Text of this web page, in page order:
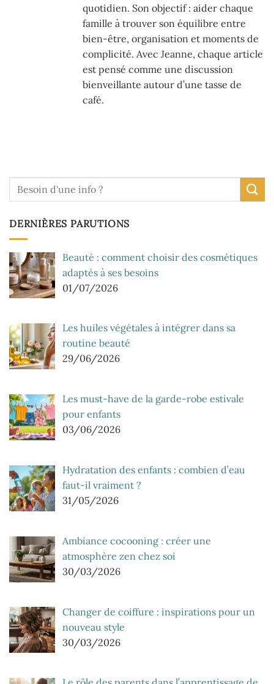
quotidien. Son objectif : aider chaque
famille à trouver son équilibre entre
bien-être, organisation et moments de
complicité. Avec Jeanne, chaque article
est pensé comme une discussion
bienveillante autour d’une tasse de
café.
DERNIÈRES PARUTIONS
Beauté : comment choisir des cosmétiques
adaptés à ses besoins
01/07/2026
Les huiles végétales à intégrer dans sa
routine beauté
29/06/2026
Les must-have de la garde-robe estivale
pour enfants
03/06/2026
Hydratation des enfants : combien d’eau
faut-il vraiment ?
31/05/2026
Ambiance cocooning : créer une
atmosphère zen chez soi
30/03/2026
Changer de coiffure : inspirations pour un
nouveau style
30/03/2026